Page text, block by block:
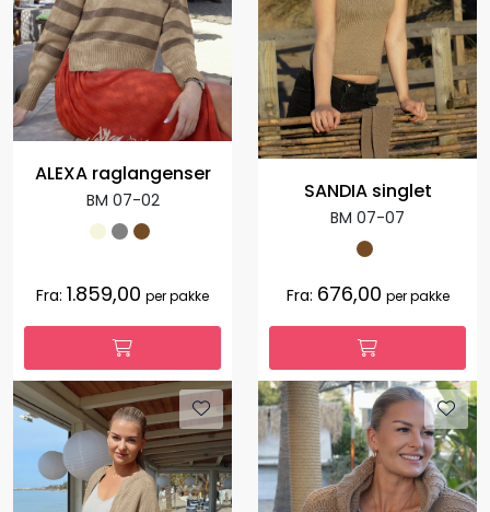
ALEXA raglangenser
BM 07-02
Fra: 1.859,00 per pakke
SANDIA singlet
BM 07-07
Fra: 676,00 per pakke